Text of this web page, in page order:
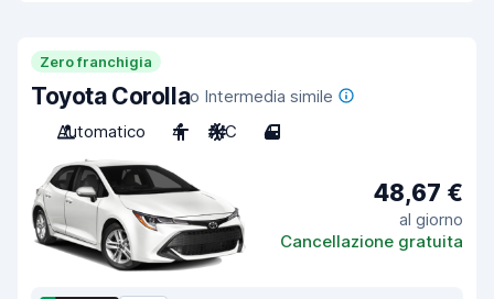
Zero franchigia
Toyota Corollao Intermedia simile
Automatico
4 A/C 4
48,67 €
al giorno
Cancellazione gratuita